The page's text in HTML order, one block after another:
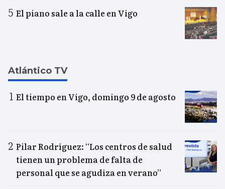
El piano sale a la calle en Vigo
Atlántico TV
El tiempo en Vigo, domingo 9 de agosto
Pilar Rodríguez: “Los centros de salud
tienen un problema de falta de
personal que se agudiza en verano”